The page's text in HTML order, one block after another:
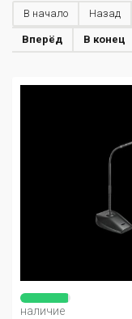
В начало Назад
Вперёд В конец
наличие